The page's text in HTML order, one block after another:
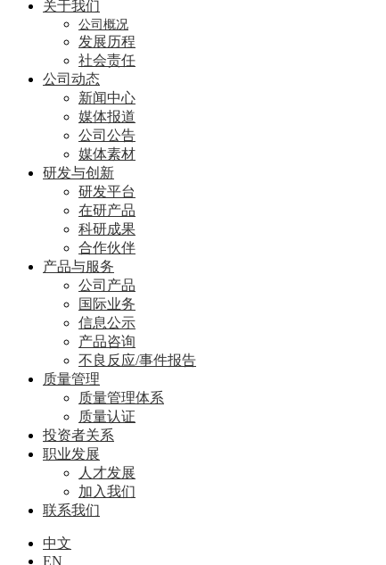
关于我们
公司概况
发展历程
社会责任
公司动态
新闻中心
媒体报道
公司公告
媒体素材
研发与创新
研发平台
在研产品
科研成果
合作伙伴
产品与服务
公司产品
国际业务
信息公示
产品咨询
不良反应/事件报告
质量管理
质量管理体系
质量认证
投资者关系
职业发展
人才发展
加入我们
联系我们
中文
EN